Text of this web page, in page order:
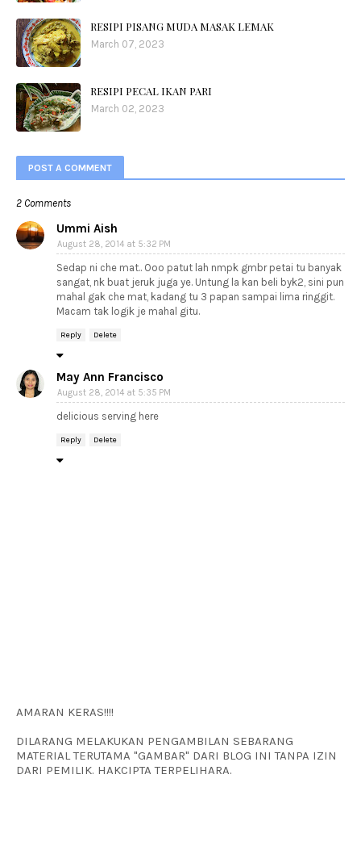
RESIPI PISANG MUDA MASAK LEMAK
March 07, 2023
RESIPI PECAL IKAN PARI
March 02, 2023
POST A COMMENT
2 Comments
Ummi Aish
August 28, 2014 at 5:32 PM
Sedap ni che mat.. Ooo patut lah nmpk gmbr petai tu banyak
sangat, nk buat jeruk juga ye. Untung la kan beli byk2, sini pun
mahal gak che mat, kadang tu 3 papan sampai lima ringgit.
Macam tak logik je mahal gitu.
Reply Delete
May Ann Francisco
August 28, 2014 at 5:35 PM
delicious serving here
Reply Delete
AMARAN KERAS!!!!
DILARANG MELAKUKAN PENGAMBILAN SEBARANG
MATERIAL TERUTAMA "GAMBAR" DARI BLOG INI TANPA IZIN
DARI PEMILIK. HAKCIPTA TERPELIHARA.